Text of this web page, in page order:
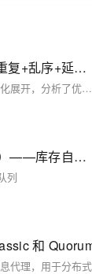
RocketMQ实战—5.消息重复+乱序+延迟的处理
本文围绕RocketMQ的使用与优化展开，分析了优惠券重复发放的原因及解决方案。首先，通过案例说明了优惠券系统因消息重复、数据库宕机或消费失败等原因导致重复发券的问题，并提出引入幂等性机制（如业务判断法、Redis状态判断法）来保证数据唯一性。其次，探讨了死信队列在处理消费失败时的作用，以及如何通过重试和死信队列解决消息处理异常。接着，分析了订单库同步中消息乱序的原因，提出了基于顺序消息机制的代码实现方案，确保消息按序处理。此外，介绍了利用Tag和属性过滤数据提升效率的方法，以及延迟消息机制优化定时退款扫描的功能。最后，总结了RocketMQ生产实践中的经验.
谷粒商城笔记+踩坑（22）——库存自动解锁。RabbitMQ延迟队列
列
和